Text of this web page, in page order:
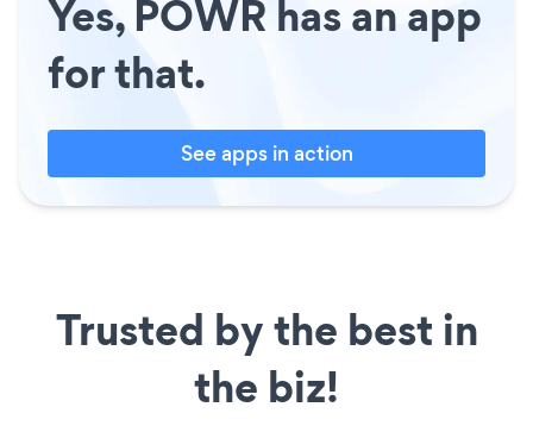
Yes, POWR has an app
for that.
See apps in action
Trusted by the best in
the biz!